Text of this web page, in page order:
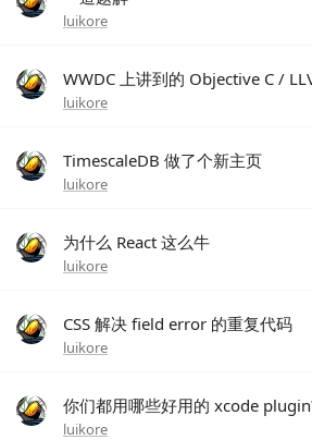
luikore
WWDC 上讲到的 Objective C /
luikore
TimescaleDB 做了个新主页
luikore
为什么 React 这么牛
luikore
CSS 解决 field error 的重复代码
luikore
你们都用哪些好用的 xcode
luikore